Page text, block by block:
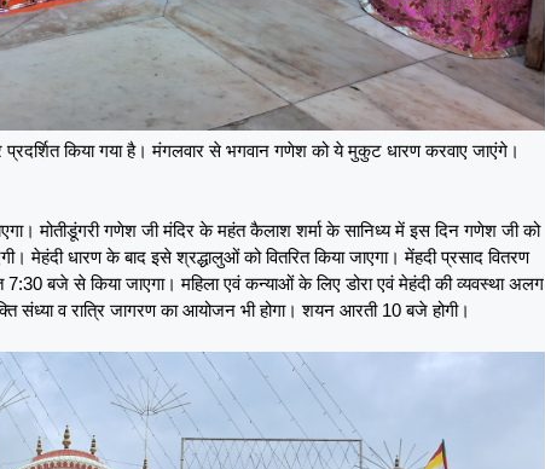
किया गया है। मंगलवार से भगवान गणेश को ये मुकुट धारण करवाए जाएंगे।
मोतीडूंगरी गणेश जी मंदिर के महंत कैलाश शर्मा के सानिध्य में इस दिन गणेश जी को
मेहंदी धारण के बाद इसे श्रद्धालुओं को वितरित किया जाएगा। मेंहदी प्रसाद वितरण
7:30 बजे से किया जाएगा। महिला एवं कन्याओं के लिए डोरा एवं मेहंदी की व्यवस्था अलग
संध्या व रात्रि जागरण का आयोजन भी होगा। शयन आरती 10 बजे होगी।